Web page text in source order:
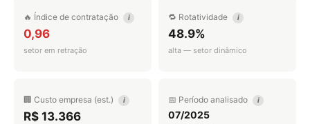
🔥 Índice de contratação i
0,96
setor em retração
🔁 Rotatividade i
48.9%
alta — setor dinâmico
🏢 Custo empresa (est.) i
R$ 13.366
📅 Período analisado i
07/2025